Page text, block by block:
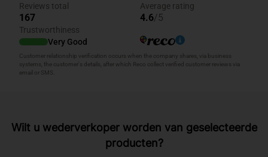
Wilt u wederverkoper worden van geselecteerde
producten?